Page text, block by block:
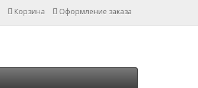
Корзина Оформление заказа